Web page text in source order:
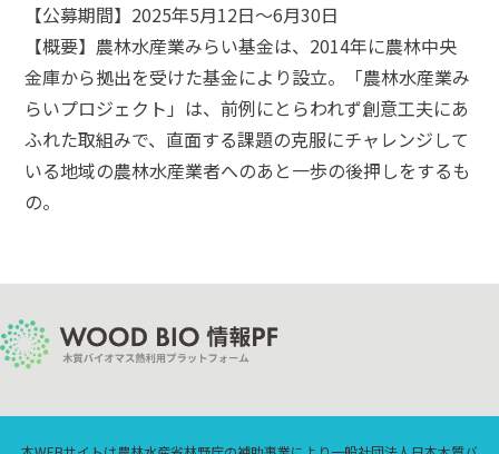
【公募期間】2025年5月12日～6月30日
【概要】農林水産業みらい基金は、2014年に農林中央
金庫から拠出を受けた基金により設立。「農林水産業み
らいプロジェクト」は、前例にとらわれず創意工夫にあ
ふれた取組みで、直面する課題の克服にチャレンジして
いる地域の農林水産業者へのあと一歩の後押しをするも
の。